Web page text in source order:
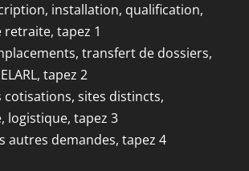
installation, qualification,
retraite, tapez 1
transfert de dossiers,
tapez 2
cotisations, sites distincts,
logistique, tapez 3
autres demandes, tapez 4